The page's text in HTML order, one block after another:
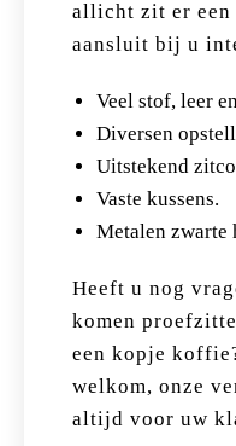
allicht zit er een
aansluit bij u
Veel stof, leer
Diversen
Uitstekend
Vaste kussens.
Metalen zwarte
Heeft u nog
komen
een kopje
welkom, onze
altijd voor uw